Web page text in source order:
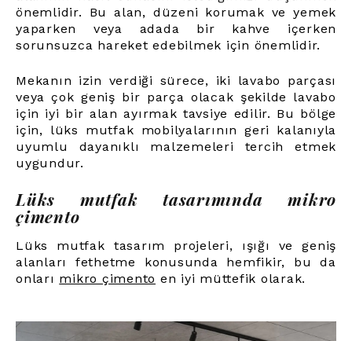
önemlidir. Bu alan, düzeni korumak ve yemek
yaparken veya adada bir kahve içerken
sorunsuzca hareket edebilmek için önemlidir.
Mekanın izin verdiği sürece, iki lavabo parçası
veya çok geniş bir parça olacak şekilde lavabo
için iyi bir alan ayırmak tavsiye edilir. Bu bölge
için, lüks mutfak mobilyalarının geri kalanıyla
uyumlu dayanıklı malzemeleri tercih etmek
uygundur.
Lüks mutfak tasarımında mikro
çimento
Lüks mutfak tasarım projeleri, ışığı ve geniş
alanları fethetme konusunda hemfikir, bu da
onları mikro çimento en iyi müttefik olarak.